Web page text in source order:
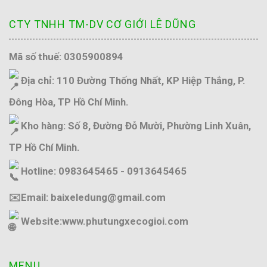
CTY TNHH TM-DV CƠ GIỚI LÊ DŨNG
Mã số thuế: 0305900894
Địa chỉ: 110 Đường Thống Nhất, KP Hiệp Thắng, P.
Đông Hòa, TP Hồ Chí Minh.
Kho hàng: Số 8, Đường Đỗ Mười, Phường Linh Xuân,
TP Hồ Chí Minh.
Hotline: 0983645465 - 0913645465
✉️Email: baixeledung@gmail.com
Website:www.phutungxecogioi.com